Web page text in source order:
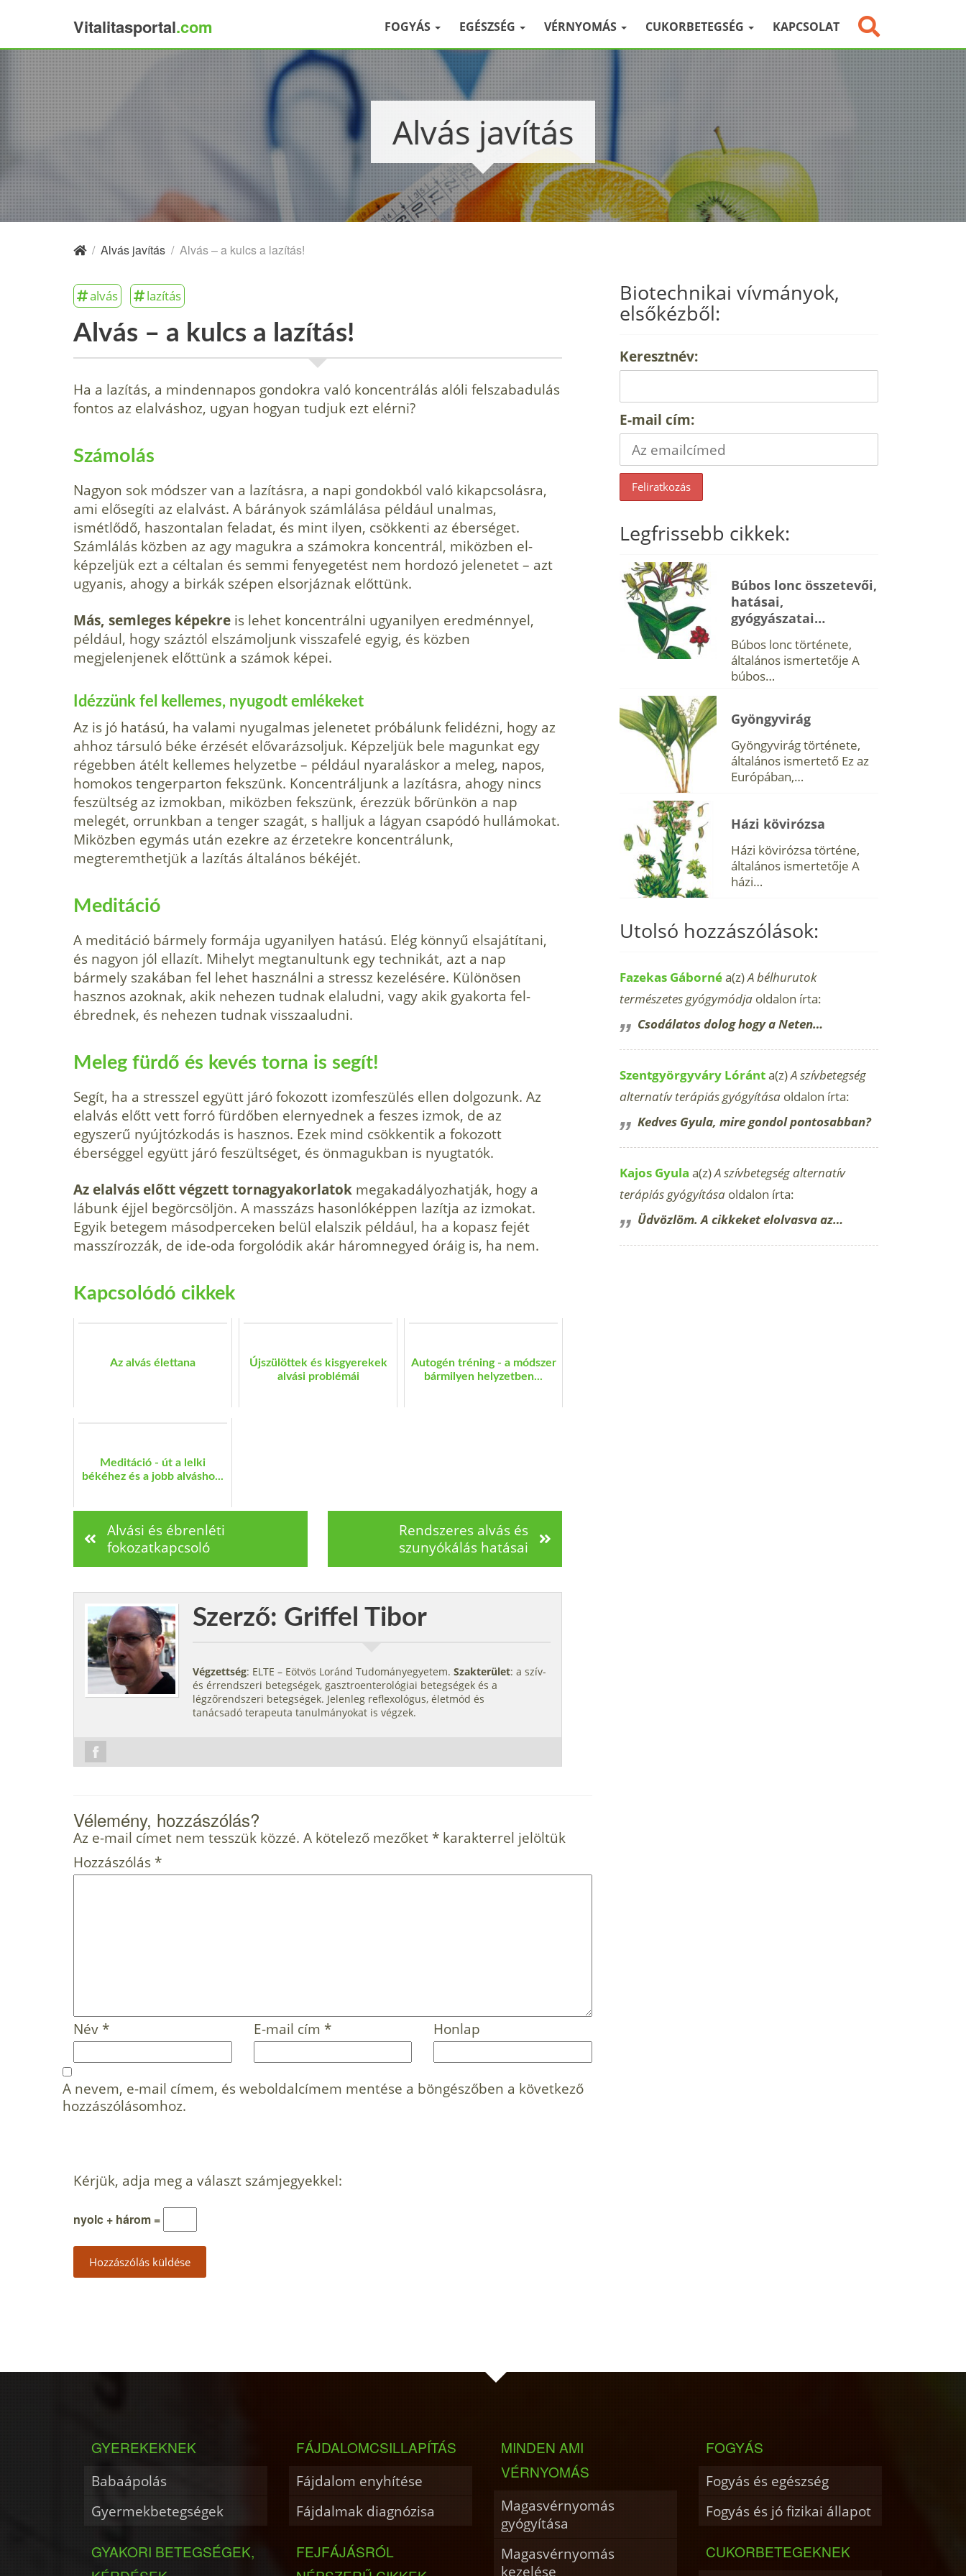
Vitalitasportal.com FOGYÁS EGÉSZSÉG VÉRNYOMÁS CUKORBETEGSÉG KAPCSOLAT
Alvás javítás
/ Alvás javítás / Alvás – a kulcs a lazítás!
alvás lazítás
Alvás – a kulcs a lazítás!
Ha a lazítás, a mindennapos gondokra való koncentrálás alóli felszabadu­lás
fontos az elalváshoz, ugyan hogyan tudjuk ezt elérni?
Számolás
Nagyon sok módszer van a lazításra, a napi gondokból való kikapcso­lásra,
ami elősegíti az elalvást. A bárányok számlálása például unalmas,
ismétlődő, haszontalan feladat, és mint ilyen, csökkenti az éberséget.
Számlálás közben az agy magukra a számokra koncentrál, miközben el­
képzeljük ezt a céltalan és semmi fenyegetést nem hordozó jelenetet – azt
ugyanis, ahogy a birkák szépen elsorjáznak előttünk.
Más, semleges ké­pekre is lehet koncentrálni ugyanilyen eredménnyel,
például, hogy száz­tól elszámoljunk visszafelé egyig, és közben
megjelenjenek előttünk a számok képei.
Idézzünk fel kellemes, nyugodt emlékeket
Az is jó hatású, ha valami nyugalmas jelenetet próbálunk felidézni, hogy az
ahhoz társuló béke érzését elővarázsoljuk. Képzeljük bele ma­gunkat egy
régebben átélt kellemes helyzetbe – például nyaraláskor a me­leg, napos,
homokos tengerparton fekszünk. Koncentráljunk a lazításra, ahogy nincs
feszültség az izmokban, miközben fekszünk, érezzük bőrün­kön a nap
melegét, orrunkban a tenger szagát, s halljuk a lágyan csapódó hullámokat.
Miközben egymás után ezekre az érzetekre koncentrálunk,
megteremthetjük a lazítás általános békéjét.
Meditáció
A meditáció bármely formája ugyanilyen hatású. Elég könnyű elsajátí­tani,
és nagyon jól ellazít. Mihelyt megtanultunk egy technikát, azt a nap
bármely szakában fel lehet használni a stressz kezelésére. Különösen
hasznos azoknak, akik nehezen tudnak elaludni, vagy akik gyakorta fel­
ébrednek, és nehezen tudnak visszaaludni.
Meleg fürdő és kevés torna is segít!
Segít, ha a stresszel együtt járó fokozott izomfeszülés ellen dolgozunk. Az
elalvás előtt vett forró fürdőben elernyednek a feszes izmok, de az
egyszerű nyújtózkodás is hasznos. Ezek mind csökkentik a fokozott
éberséggel együtt járó feszültséget, és önmagukban is nyugtatók.
Az elalvás előtt végzett tornagyakorlatok megakadályozhatják, hogy a
lábunk éjjel begörcsöljön. A masszázs hasonlóképpen lazítja az izmokat.
Egyik bete­gem másodperceken belül elalszik például, ha a kopasz fejét
masszíroz­zák, de ide-oda forgolódik akár háromnegyed óráig is, ha nem.
Kapcsolódó cikkek
Az alvás élettana
Újszülöttek és kisgyerekek
alvási problémái
Autogén tréning - a módszer
bármilyen helyzetben...
Meditáció - út a lelki
békéhez és a jobb alvásho...
Alvási és ébrenléti
fokozatkapcsoló
Rendszeres alvás és
szunyókálás hatásai
Szerző: Griffel Tibor
Végzettség: ELTE – Eötvös Loránd Tudományegyetem. Szakterület: a szív-
és érrendszeri betegségek, gasztroenterológiai betegségek és a
légzőrendszeri betegségek. Jelenleg reflexológus, életmód és
tanácsadó terapeuta tanulmányokat is végzek.
Vélemény, hozzászólás?
Az e-mail címet nem tesszük közzé. A kötelező mezőket * karakterrel jelöltük
Hozzászólás *
Név * E-mail cím * Honlap
A nevem, e-mail címem, és weboldalcímem mentése a böngészőben a következő
hozzászólásomhoz.
Kérjük, adja meg a választ számjegyekkel:
nyolc + három =
Biotechnikai vívmányok,
elsőkézből:
Keresztnév:
E-mail cím:
Legfrissebb cikkek:
Búbos lonc összetevői,
hatásai,
gyógyászatai…
Búbos lonc története,
általános ismertetője A
búbos…
Gyöngyvirág
Gyöngyvirág története,
általános ismertető Ez az
Európában,…
Házi kövirózsa
Házi kövirózsa történe,
általános ismertetője A
házi…
Utolsó hozzászólások:
Fazekas Gábornéa(z)A bélhurutok
természetes gyógymódja oldalon írta:
Csodálatos dolog hogy a Neten…
Szentgyörgyváry Lóránta(z)A szívbetegség
alternatív terápiás gyógyítása oldalon írta:
Kedves Gyula, mire gondol pontosabban?
Kajos Gyula a(z)A szívbetegség alternatív
terápiás gyógyítása oldalon írta:
Üdvözlöm. A cikkeket elolvasva az…
GYEREKEKNEK
Babaápolás
Gyermekbetegségek
GYAKORI BETEGSÉGEK,
FÁJDALOMCSILLAPÍTÁS
Fájdalom enyhítése
Fájdalmak diagnózisa
FEJFÁJÁSRÓL
MINDEN AMI
VÉRNYOMÁS
Magasvérnyomás
gyógyítása
Magasvérnyomás
kezelése
FOGYÁS
Fogyás és egészség
Fogyás és jó fizikai állapot
CUKORBETEGEKNEK
×